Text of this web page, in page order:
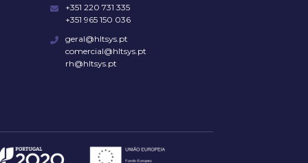
+351 220 731 335
+351 965 150 036
geral@hltsys.pt
comercial@hltsys.pt
rh@hltsys.pt